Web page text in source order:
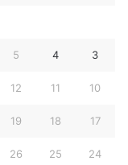
3
4
5
10
11
12
17
18
19
24
25
26